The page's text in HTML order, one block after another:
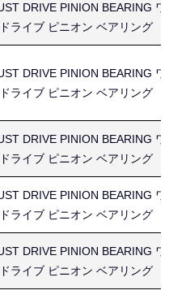
DRIVE PINION BEARING
ライブ ピニオン ベアリング
DRIVE PINION BEARING
ライブ ピニオン ベアリング
DRIVE PINION BEARING
ライブ ピニオン ベアリング
DRIVE PINION BEARING
ライブ ピニオン ベアリング
DRIVE PINION BEARING
ライブ ピニオン ベアリング